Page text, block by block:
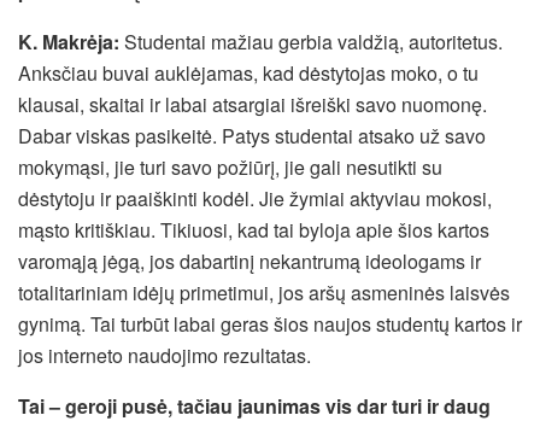
K. Makrėja: Studentai mažiau gerbia valdžią, autoritetus.
Anksčiau buvai auklėjamas, kad dėstytojas moko, o tu
klausai, skaitai ir labai atsargiai išreiški savo nuomonę.
Dabar viskas pasikeitė. Patys studentai atsako už savo
mokymąsi, jie turi savo požiūrį, jie gali nesutikti su
dėstytoju ir paaiškinti kodėl. Jie žymiai aktyviau mokosi,
mąsto kritiškiau. Tikiuosi, kad tai byloja apie šios kartos
varomąją jėgą, jos dabartinį nekantrumą ideologams ir
totalitariniam idėjų primetimui, jos aršų asmeninės laisvės
gynimą. Tai turbūt labai geras šios naujos studentų kartos ir
jos interneto naudojimo rezultatas.
Tai – geroji pusė, tačiau jaunimas vis dar turi ir daug